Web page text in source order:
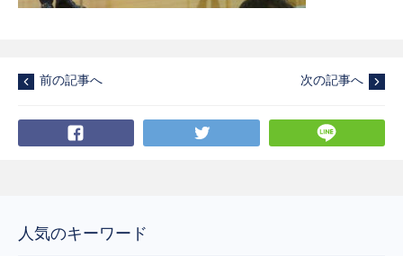
前の記事へ 次の記事へ
人気のキーワード